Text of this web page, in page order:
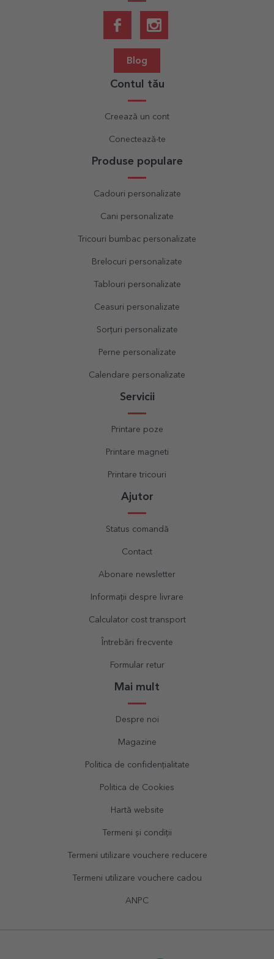
Blog
Contul tău
Creează un cont
Conectează-te
Produse populare
Cadouri personalizate
Cani personalizate
Tricouri bumbac personalizate
Brelocuri personalizate
Tablouri personalizate
Ceasuri personalizate
Sorțuri personalizate
Perne personalizate
Calendare personalizate
Servicii
Printare poze
Printare magneti
Printare tricouri
Ajutor
Status comandă
Contact
Abonare newsletter
Informații despre livrare
Calculator cost transport
Întrebări frecvente
Formular retur
Mai mult
Despre noi
Magazine
Politica de confidențialitate
Politica de Cookies
Hartă website
Termeni și condiții
Termeni utilizare vouchere reducere
Termeni utilizare vouchere cadou
ANPC